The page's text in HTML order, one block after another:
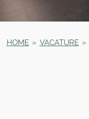
HOME » VACATURE »